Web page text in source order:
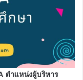
ตำแหน่งผู้บริหาร